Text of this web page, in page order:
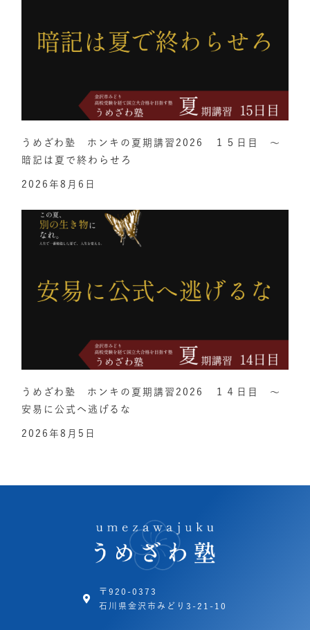
うめざわ塾 ホンキの夏期講習2026 １５日目 ～
暗記は夏で終わらせろ
2026年8月6日
うめざわ塾 ホンキの夏期講習2026 １４日目 ～
安易に公式へ逃げるな
2026年8月5日
〒920-0373
石川県金沢市みどり3-21-10